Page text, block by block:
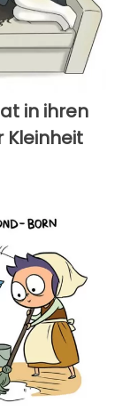
in ihren
Kleinheit